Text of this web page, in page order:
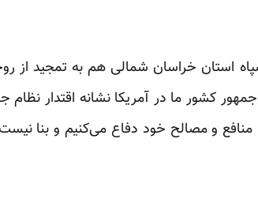
استان خراسان شمالی هم به تمجید از
کشور ما در آمریکا نشانه اقتدار نظام
و مصالح خود دفاع می‌کنیم و بنا